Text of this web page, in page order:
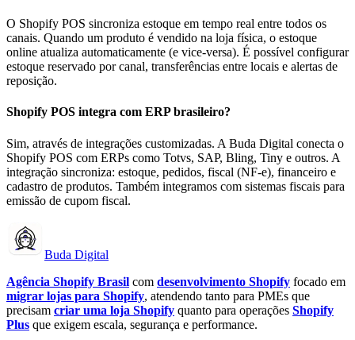
O Shopify POS sincroniza estoque em tempo real entre todos os
canais. Quando um produto é vendido na loja física, o estoque
online atualiza automaticamente (e vice-versa). É possível configurar
estoque reservado por canal, transferências entre locais e alertas de
reposição.
Shopify POS integra com ERP brasileiro?
Sim, através de integrações customizadas. A Buda Digital conecta o
Shopify POS com ERPs como Totvs, SAP, Bling, Tiny e outros. A
integração sincroniza: estoque, pedidos, fiscal (NF-e), financeiro e
cadastro de produtos. Também integramos com sistemas fiscais para
emissão de cupom fiscal.
Buda Digital
Agência Shopify Brasil com desenvolvimento Shopify focado em
migrar lojas para Shopify, atendendo tanto para PMEs que
precisam criar uma loja Shopify quanto para operações Shopify
Plus que exigem escala, segurança e performance.